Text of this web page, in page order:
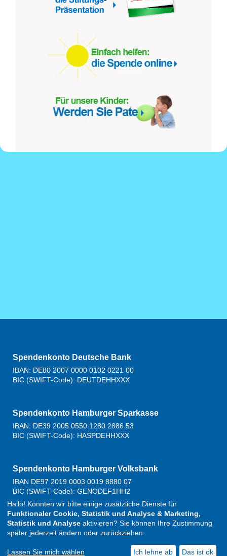
Spendenkonto Deutsche Bank
IBAN: DE80 2007 0000 0102 0221 00
BIC (SWIFT-Code): DEUTDEHHXXX
Spendenkonto Hamburger Sparkasse
IBAN: DE39 2005 0550 1280 2886 53
BIC (SWIFT-Code): HASPDEHHXXX
Spendenkonto Hamburger Volksbank
IBAN DE97 2019 0003 0019 8880 07
BIC (SWIFT-Code): GENODEF1HH2
Deutsch English Jobangebote
Datenschutz&Cookie-
Hallo! Könnten wir bitte einige zusätzliche Dienste für
Funktionaler Cookie, Statistik und Analyse & Marketing,
Statistik und Analyse aktivieren? Sie können Ihre Zustimmung
später jederzeit ändern oder zurückziehen.
Lassen Sie mich wählen Ich lehne ab Das ist ok